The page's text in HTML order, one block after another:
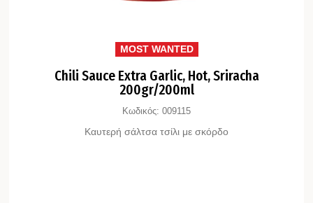
MOST WANTED
Chili Sauce Extra Garlic, Hot, Sriracha
200gr/200ml
Κωδικός: 009115
Καυτερή σάλτσα τσίλι με σκόρδο